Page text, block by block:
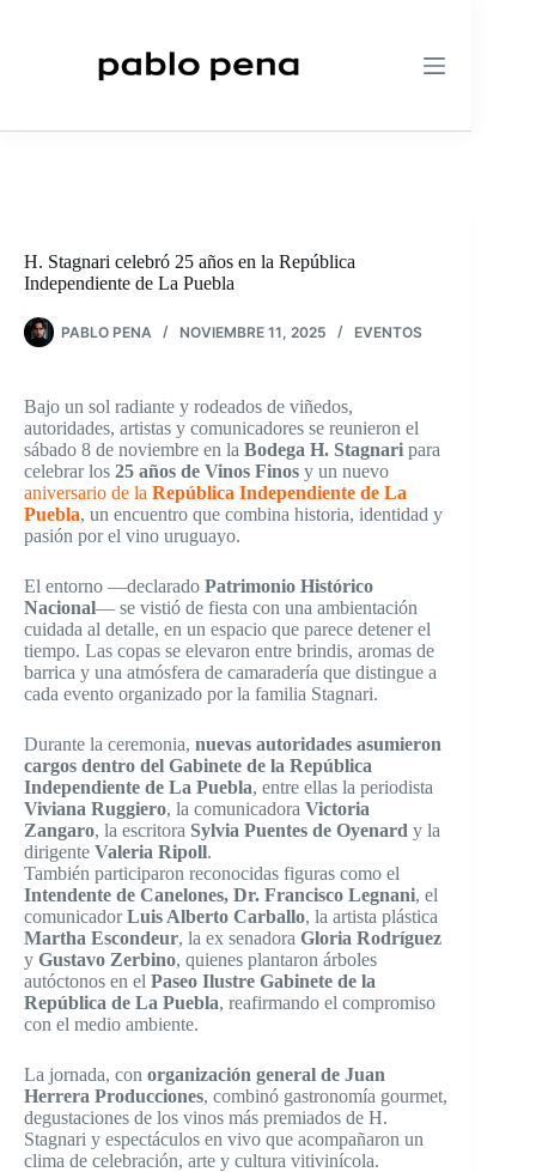
H. Stagnari celebró 25 años en la República
Independiente de La Puebla
PABLO PENA NOVIEMBRE 11, 2025 EVENTOS
Bajo un sol radiante y rodeados de viñedos,
autoridades, artistas y comunicadores se reunieron el
sábado 8 de noviembre en la Bodega H. Stagnari para
celebrar los 25 años de Vinos Finos y un nuevo
aniversario de la República Independiente de La
Puebla, un encuentro que combina historia, identidad y
pasión por el vino uruguayo.
El entorno —declarado Patrimonio Histórico
Nacional— se vistió de fiesta con una ambientación
cuidada al detalle, en un espacio que parece detener el
tiempo. Las copas se elevaron entre brindis, aromas de
barrica y una atmósfera de camaradería que distingue a
cada evento organizado por la familia Stagnari.
Durante la ceremonia, nuevas autoridades asumieron
cargos dentro del Gabinete de la República
Independiente de La Puebla, entre ellas la periodista
Viviana Ruggiero, la comunicadora Victoria
Zangaro, la escritora Sylvia Puentes de Oyenard y la
dirigente Valeria Ripoll.
También participaron reconocidas figuras como el
Intendente de Canelones, Dr. Francisco Legnani, el
comunicadorLuis Alberto Carballo, la artista plástica
Martha Escondeur, la ex senadora Gloria Rodríguez
y Gustavo Zerbino, quienes plantaron árboles
autóctonos en el Paseo Ilustre Gabinete de la
República de La Puebla, reafirmando el compromiso
con el medio ambiente.
La jornada, con organización general de Juan
Herrera Producciones, combinó gastronomía gourmet,
degustaciones de los vinos más premiados de H.
Stagnari y espectáculos en vivo que acompañaron un
clima de celebración, arte y cultura vitivinícola.